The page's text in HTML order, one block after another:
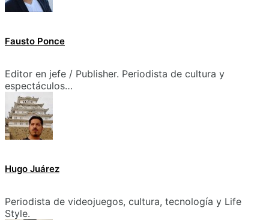
Fausto Ponce
Editor en jefe / Publisher. Periodista de cultura y
espectáculos…
Hugo Juárez
Periodista de videojuegos, cultura, tecnología y Life
Style.